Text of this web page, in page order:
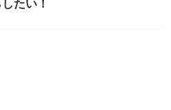
たい！